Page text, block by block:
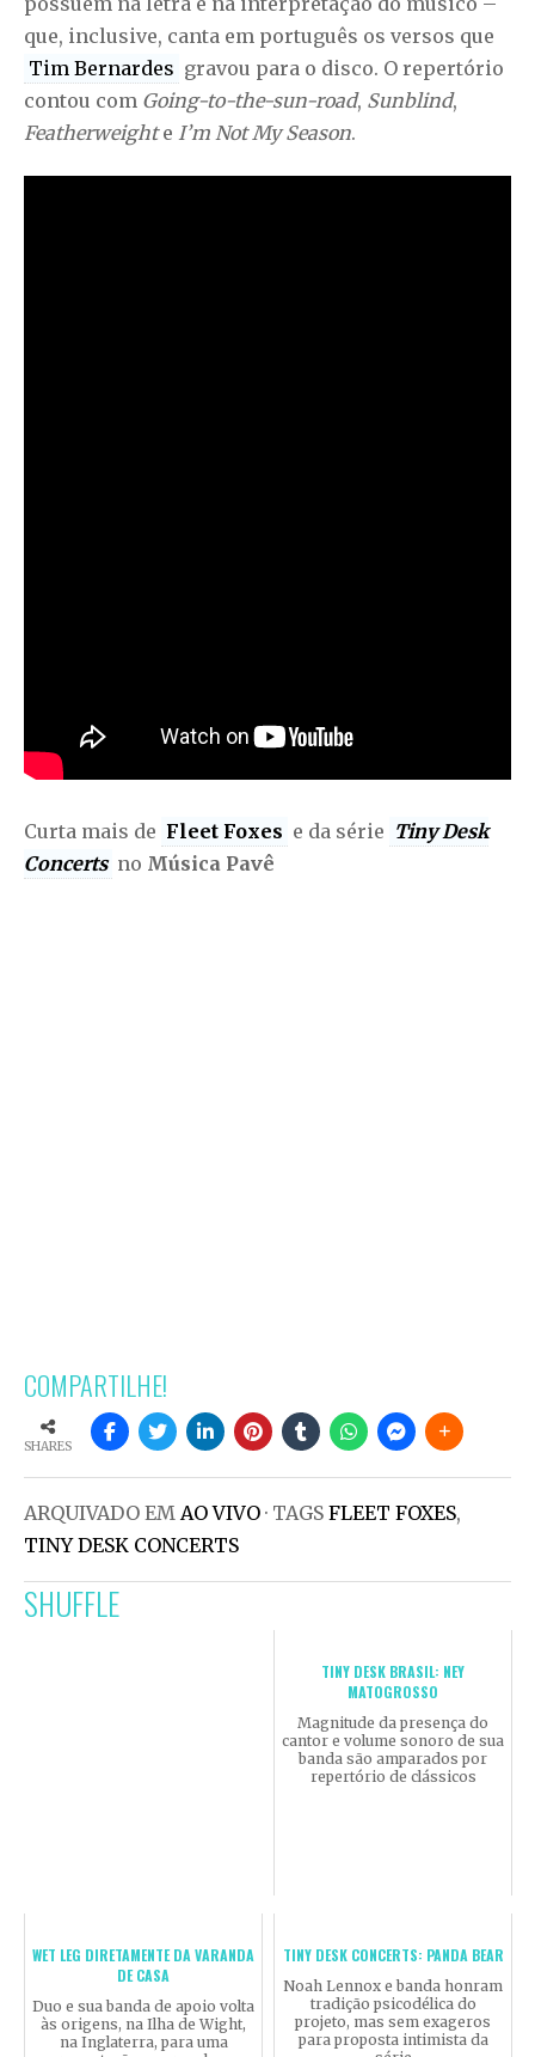
que, inclusive, canta em português os versos que
Tim Bernardes gravou para o disco. O repertório
contou com Going-to-the-sun-road, Sunblind,
Featherweighte I’m Not My Season.
Curta mais de Fleet Foxes e da série Tiny Desk
Concerts no Música Pavê
COMPARTILHE!
SHARES
ARQUIVADO EM AO VIVO · TAGS FLEET FOXES,
TINY DESK CONCERTS
SHUFFLE
TINY DESK BRASIL: NEY
MATOGROSSO
Magnitude da presença do
cantor e volume sonoro de sua
banda são amparados por
repertório de clássicos
WET LEG DIRETAMENTE DA VARANDA
DE CASA
Duo e sua banda de apoio volta
às origens, na Ilha de Wight,
na Inglaterra, para uma
TINY DESK CONCERTS: PANDA BEAR
Noah Lennox e banda honram
tradição psicodélica do
projeto, mas sem exageros
para proposta intimista da